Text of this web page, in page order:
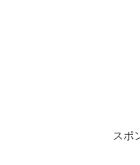
スポ